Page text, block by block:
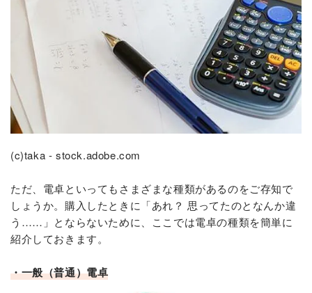
(c)taka - stock.adobe.com
ただ、電卓といってもさまざまな種類があるのをご存知で
しょうか。購入したときに「あれ？ 思ってたのとなんか違
う……」とならないために、ここでは電卓の種類を簡単に
紹介しておきます。
・一般（普通）電卓